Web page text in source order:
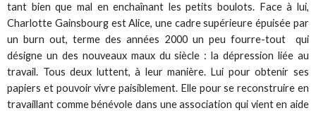
tant bien que mal en enchaînant les petits boulots. Face à lui,
Charlotte Gainsbourg est Alice, une cadre supérieure épuisée par
un burn out, terme des années 2000 un peu fourre-tout qui
désigne un des nouveaux maux du siècle : la dépression liée au
travail. Tous deux luttent, à leur manière. Lui pour obtenir ses
papiers et pouvoir vivre paisiblement. Elle pour se reconstruire en
travaillant comme bénévole dans une association qui vient en aide